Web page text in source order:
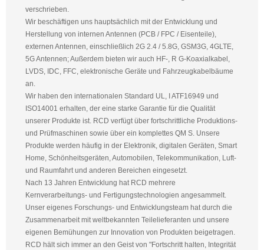
verschrieben.
Wir beschäftigen uns hauptsächlich mit der Entwicklung und
Herstellung von internen Antennen (PCB / FPC / Eisenteile),
externen Antennen, einschließlich 2G 2.4 / 5.8G, GSM3G, 4GLTE,
5G Antennen; Außerdem bieten wir auch HF-, R G-Koaxialkabel,
LVDS, IDC, FFC, elektronische Geräte und Fahrzeugkabelbäume
an.
Wir haben den internationalen Standard UL, I ATF16949 und
ISO14001 erhalten, der eine starke Garantie für die Qualität
unserer Produkte ist. RCD verfügt über fortschrittliche Produktions-
und Prüfmaschinen sowie über ein komplettes QM S. Unsere
Produkte werden häufig in der Elektronik, digitalen Geräten, Smart
Home, Schönheitsgeräten, Automobilen, Telekommunikation, Luft-
und Raumfahrt und anderen Bereichen eingesetzt.
Nach 13 Jahren Entwicklung hat RCD mehrere
Kernverarbeitungs- und Fertigungstechnologien angesammelt.
Unser eigenes Forschungs- und Entwicklungsteam hat durch die
Zusammenarbeit mit weltbekannten Teilelieferanten und unsere
eigenen Bemühungen zur Innovation von Produkten beigetragen.
RCD hält sich immer an den Geist von "Fortschritt halten, Integrität